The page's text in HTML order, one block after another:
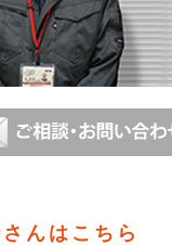
んはこちら